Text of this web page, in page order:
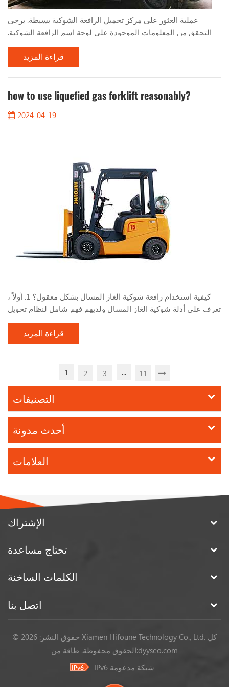
عملية العثور على مركز تحميل الرافعة الشوكية بسيطة. يرجى
التحقق من المعلومات الموجودة على لوحة اسم الرافعة الشوكية.
سيخبرك بما يلي: 1. المسافة من مركز التحميل 2. الصاري العمودي
3. الميل إلى اليمين 4. الارتفاع عندما تقوم بتكديس الأحمال
بالتساوي، مثل المنصات، سيكون مركز الحمولة في منتصف
الحمولة. لذا، بالنسبة لحمولة 1000 مم، سيكون مركز التحميل 500
قراءة المزيد
how to use liquefied gas forklift reasonably?
2024-04-19
كيفية استخدام رافعة شوكية الغاز المسال بشكل معقول؟ 1. أولاً ،
تعرف على أدلة شوكية الغاز المسال ولديهم فهم شامل لنظام تحويل
الغاز المسال. أثناء استخدام الرافعة الشوكية ، لا تقم بوقف الرافعة
الشوكية بالقرب من مصادر الحرارة أو النار ، مثل النيران المفتوحة
وأعقاب السجائر المحترقة. ، المريخ ، اللحام الكهربائي ، الآلات
والمعدات الكهربائية التي يمكن أن تنتج درجات حرارة عالية. لا تقم
قراءة المزيد
1 2 3 ... 11
التصنيفات
أحدث مدونة
العلامات
الإشتراك
تحتاج مساعدة
الكلمات الساخنة
اتصل بنا
© حقوق النشر: 2026 Xiamen Hifoune Technology Co., Ltd. كل
الحقوق محفوظة.طاقة من:dyyseo.com
IPv6 شبكة مدعومة